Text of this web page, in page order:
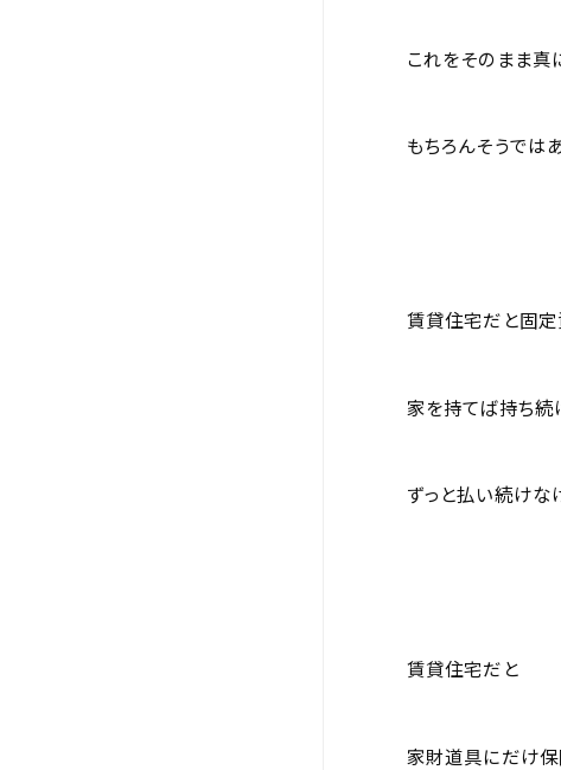
これをそのまま真
もちろんそうでは
賃貸住宅だと固定
家を持てば持ち続
ずっと払い続けな
賃貸住宅だと
家財道具にだけ保